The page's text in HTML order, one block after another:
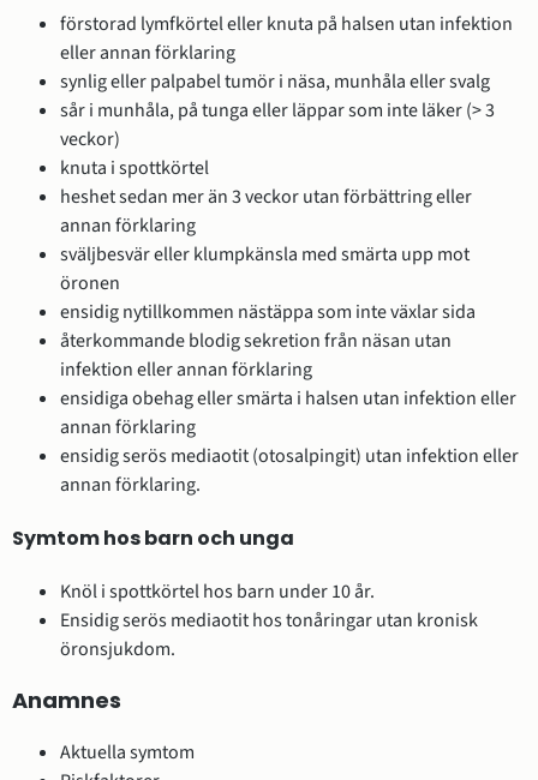
förstorad lymfkörtel eller knuta på halsen utan infektion
eller annan förklaring
synlig eller palpabel tumör i näsa, munhåla eller svalg
sår i munhåla, på tunga eller läppar som inte läker (> 3
veckor)
knuta i spottkörtel
heshet sedan mer än 3 veckor utan förbättring eller
annan förklaring
sväljbesvär eller klumpkänsla med smärta upp mot
öronen
ensidig nytillkommen nästäppa som inte växlar sida
återkommande blodig sekretion från näsan utan
infektion eller annan förklaring
ensidiga obehag eller smärta i halsen utan infektion eller
annan förklaring
ensidig serös mediaotit (otosalpingit) utan infektion eller
annan förklaring.
Symtom hos barn och unga
Knöl i spottkörtel hos barn under 10 år.
Ensidig serös mediaotit hos tonåringar utan kronisk
öronsjukdom.
Anamnes
Aktuella symtom